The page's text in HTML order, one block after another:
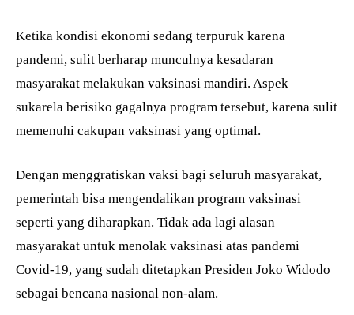
Ketika kondisi ekonomi sedang terpuruk karena
pandemi, sulit berharap munculnya kesadaran
masyarakat melakukan vaksinasi mandiri. Aspek
sukarela berisiko gagalnya program tersebut, karena sulit
memenuhi cakupan vaksinasi yang optimal.
Dengan menggratiskan vaksi bagi seluruh masyarakat,
pemerintah bisa mengendalikan program vaksinasi
seperti yang diharapkan. Tidak ada lagi alasan
masyarakat untuk menolak vaksinasi atas pandemi
Covid-19, yang sudah ditetapkan Presiden Joko Widodo
sebagai bencana nasional non-alam.